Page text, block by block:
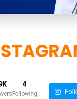
4
Following